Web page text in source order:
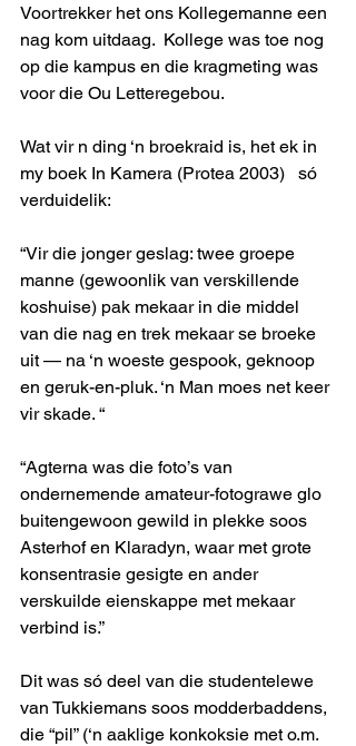
Voortrekker het ons Kollegemanne een
nag kom uitdaag.  Kollege was toe nog
op die kampus en die kragmeting was
voor die Ou Letteregebou.
Wat vir n ding ‘n broekraid is, het ek in
my boek In Kamera (Protea 2003)   só
verduidelik:
“Vir die jonger geslag: twee groepe
manne (gewoonlik van verskillende
koshuise) pak mekaar in die middel
van die nag en trek mekaar se broeke
uit — na ‘n woeste gespook, geknoop
en geruk-en-pluk. ‘n Man moes net keer
vir skade. “
“Agterna was die foto’s van
ondernemende amateur-fotograwe glo
buitengewoon gewild in plekke soos
Asterhof en Klaradyn, waar met grote
konsentrasie gesigte en ander
verskuilde eienskappe met mekaar
verbind is.”
Dit was só deel van die studentelewe
van Tukkiemans soos modderbaddens,
die “pil” (‘n aaklige konkoksie met o.m.